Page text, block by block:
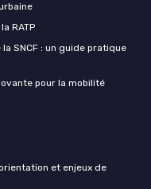
RATP
SNCF : un guide pratique
pour la mobilité
et enjeux de